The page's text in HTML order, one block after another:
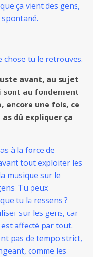
ça vient des gens,
chose tu le retrouves.
avant, au sujet
sont au fondement
encore une fois, ce
dû expliquer ça
à la force de
tout exploiter les
musique sur le
Tu peux
tu la ressens ?
sur les gens, car
affecté par tout.
pas de tempo strict,
comme les